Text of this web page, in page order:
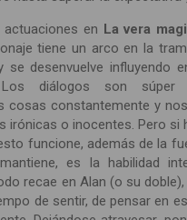
en La vera
tiene un arco en la
se desenvuelve influyendo
Los diálogos son súper
cosas constantemente y
irónicas o inocentes. Pero si
funcione, además de la
es la habilidad
recae en Alan (o su
de sentir, de pensar en